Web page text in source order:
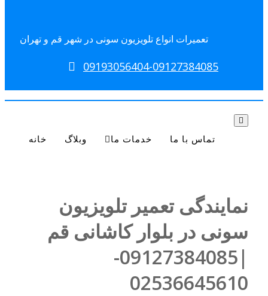
تعمیرات انواع تلویزیون سونی در شهر قم و تهران
09193056404-09127384085
Toggle navigation
خانه وبلاگ خدمات ما تماس با ما
نمایندگی تعمیر تلویزیون
سونی در بلوار کاشانی قم
|09127384085-
02536645610